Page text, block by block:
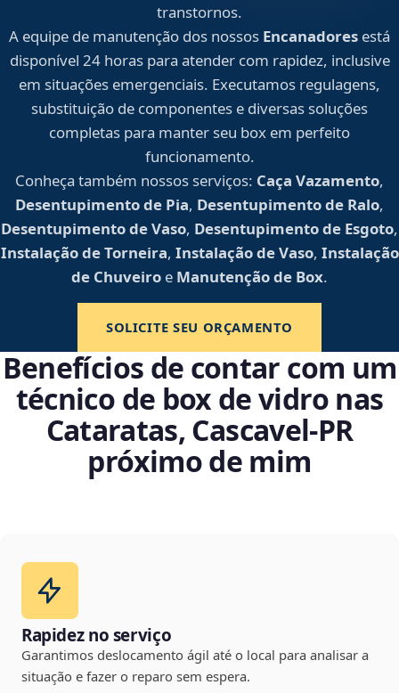
transtornos.
A equipe de manutenção dos nossos Encanadores está
disponível 24 horas para atender com rapidez, inclusive
em situações emergenciais. Executamos regulagens,
substituição de componentes e diversas soluções
completas para manter seu box em perfeito
funcionamento.
Conheça também nossos serviços: Caça Vazamento,
Desentupimento de Pia, Desentupimento de Ralo,
Desentupimento de Vaso, Desentupimento de Esgoto,
Instalação de Torneira, Instalação de Vaso, Instalação
de Chuveiro e Manutenção de Box.
SOLICITE SEU ORÇAMENTO
Benefícios de contar com um
técnico de box de vidro nas
Cataratas, Cascavel‑PR
próximo de mim
Rapidez no serviço
Garantimos deslocamento ágil até o local para analisar a
situação e fazer o reparo sem espera.